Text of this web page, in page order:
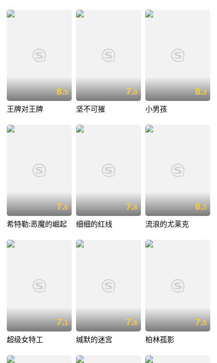
8.5
王牌对王牌
7.0
坚不可摧
8.3
小男孩
7.6
希特勒:恶魔的崛起
7.8
细细的红线
8.3
流浪的尤莱克
7.1
超级女特工
7.8
缄默的迷宫
7.5
柏林孤影